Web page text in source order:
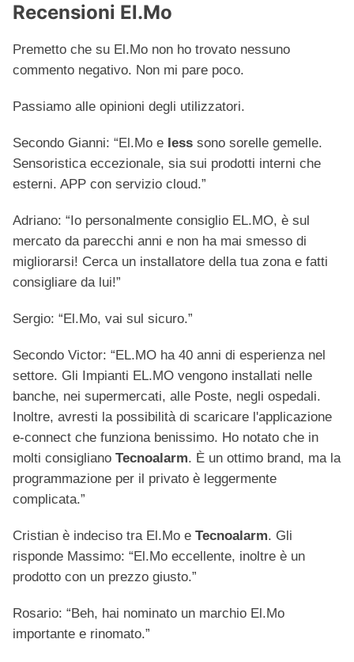
Recensioni El.Mo
Premetto che su El.Mo non ho trovato nessuno
commento negativo. Non mi pare poco.
Passiamo alle opinioni degli utilizzatori.
Secondo Gianni: “El.Mo e Iess sono sorelle gemelle.
Sensoristica eccezionale, sia sui prodotti interni che
esterni. APP con servizio cloud.”
Adriano: “Io personalmente consiglio EL.MO, è sul
mercato da parecchi anni e non ha mai smesso di
migliorarsi! Cerca un installatore della tua zona e fatti
consigliare da lui!”
Sergio: “El.Mo, vai sul sicuro.”
Secondo Victor: “EL.MO ha 40 anni di esperienza nel
settore. Gli Impianti EL.MO vengono installati nelle
banche, nei supermercati, alle Poste, negli ospedali.
Inoltre, avresti la possibilità di scaricare l'applicazione
e-connect che funziona benissimo. Ho notato che in
molti consigliano Tecnoalarm. È un ottimo brand, ma la
programmazione per il privato è leggermente
complicata.”
Cristian è indeciso tra El.Mo e Tecnoalarm. Gli
risponde Massimo: “El.Mo eccellente, inoltre è un
prodotto con un prezzo giusto.”
Rosario: “Beh, hai nominato un marchio El.Mo
importante e rinomato.”